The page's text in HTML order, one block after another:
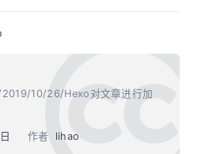
10/26/Hexo对文章进行加
作者 lihao